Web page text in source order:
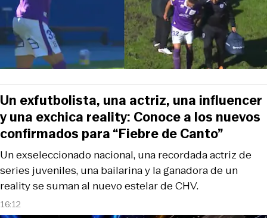
16:12
Un exseleccionado nacional, una recordada actriz de
series juveniles, una bailarina y la ganadora de un
reality se suman al nuevo estelar de CHV.
Un exfutbolista, una actriz, una influencer
y una exchica reality: Conoce a los nuevos
confirmados para “Fiebre de Canto”